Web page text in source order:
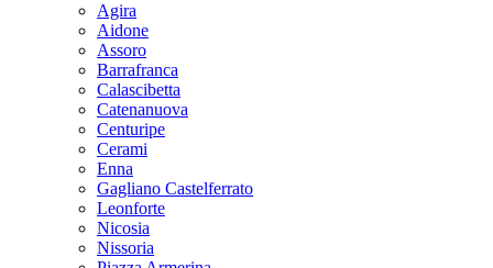
Agira
Aidone
Assoro
Barrafranca
Calascibetta
Catenanuova
Centuripe
Cerami
Enna
Gagliano Castelferrato
Leonforte
Nicosia
Nissoria